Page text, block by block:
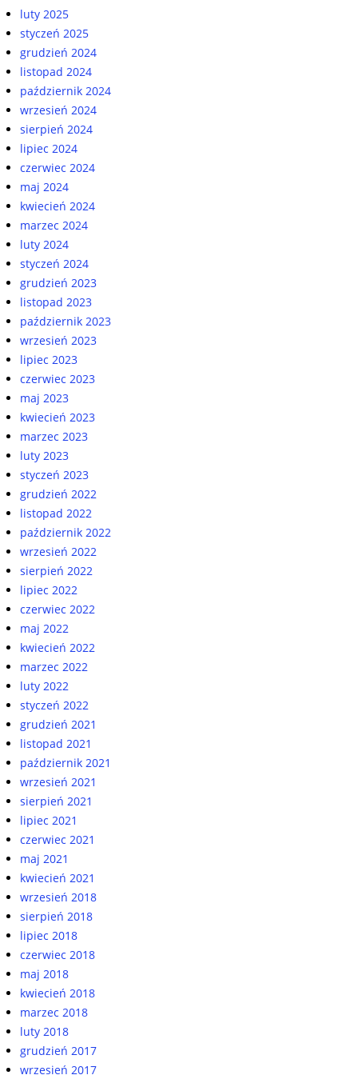
luty 2025
styczeń 2025
grudzień 2024
listopad 2024
październik 2024
wrzesień 2024
sierpień 2024
lipiec 2024
czerwiec 2024
maj 2024
kwiecień 2024
marzec 2024
luty 2024
styczeń 2024
grudzień 2023
listopad 2023
październik 2023
wrzesień 2023
lipiec 2023
czerwiec 2023
maj 2023
kwiecień 2023
marzec 2023
luty 2023
styczeń 2023
grudzień 2022
listopad 2022
październik 2022
wrzesień 2022
sierpień 2022
lipiec 2022
czerwiec 2022
maj 2022
kwiecień 2022
marzec 2022
luty 2022
styczeń 2022
grudzień 2021
listopad 2021
październik 2021
wrzesień 2021
sierpień 2021
lipiec 2021
czerwiec 2021
maj 2021
kwiecień 2021
wrzesień 2018
sierpień 2018
lipiec 2018
czerwiec 2018
maj 2018
kwiecień 2018
marzec 2018
luty 2018
grudzień 2017
wrzesień 2017